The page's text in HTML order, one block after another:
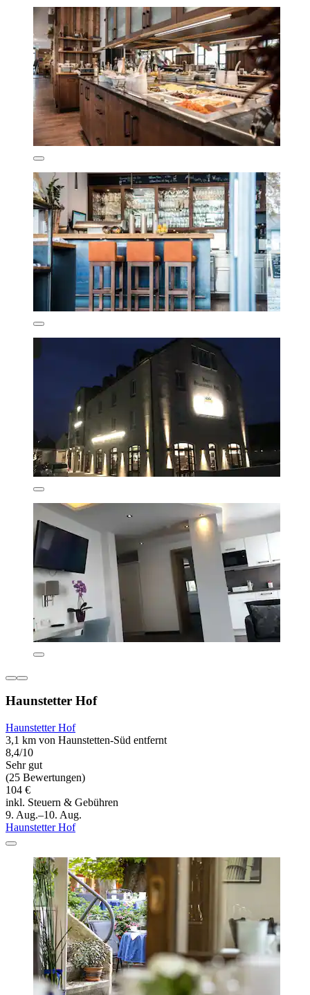
Haunstetter Hof
Haunstetter Hof
3,1 km von Haunstetten-Süd entfernt
8,4/10
Sehr gut
(25 Bewertungen)
104 €
inkl. Steuern & Gebühren
9. Aug.–10. Aug.
Haunstetter Hof